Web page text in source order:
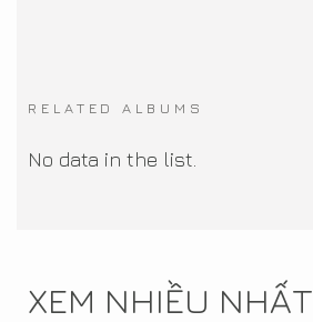
RELATED ALBUMS
No data in the list.
XEM NHIỀU NHẤT